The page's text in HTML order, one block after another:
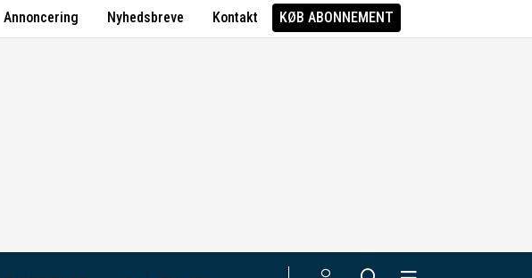
Annoncering Nyhedsbreve Kontakt KØB ABONNEMENT